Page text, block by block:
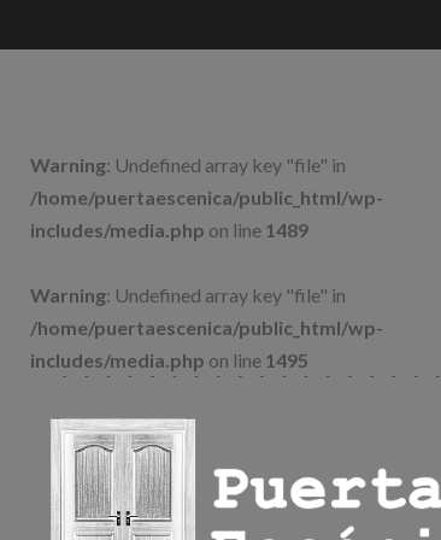
al
Warning: Undefined array key "file" in
/home/puertaescenica/public_html/wp-
includes/media.php on line 1489
Warning: Undefined array key "file" in
/home/puertaescenica/public_html/wp-
includes/media.php on line 1495